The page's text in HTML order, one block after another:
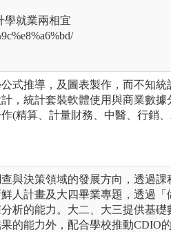
學就業兩相宜
式推導，及圖表製作，而不知統
，統計套裝軟體使用與商業數據
(精算、計量財務、中醫、行銷
與決策領域的發展方向，透過課
人計畫及大四畢業專題，透過「
析的能力。大二、大三提供基礎
的能力外，配合學校推動CDIO